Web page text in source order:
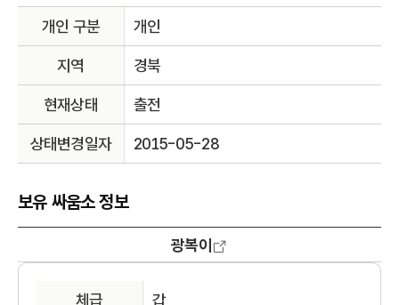
개인 구분
개인
지역 경북
현재상태 출전
상태변경일자 2015-05-28
보유 싸움소 정보
광복이
체급 갑